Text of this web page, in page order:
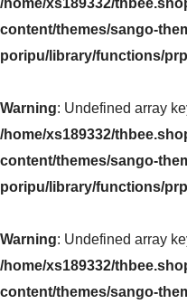
content/themes/sango-
poripu/library/functions/
Warning: Undefined array
/home/xs189332/
content/themes/sango-
poripu/library/functions/
Warning: Undefined array
/home/xs189332/
content/themes/sango-